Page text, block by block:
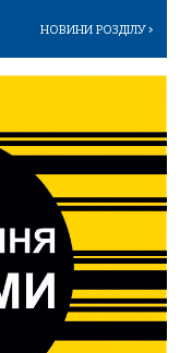
НОВИНИ РОЗДІЛУ>